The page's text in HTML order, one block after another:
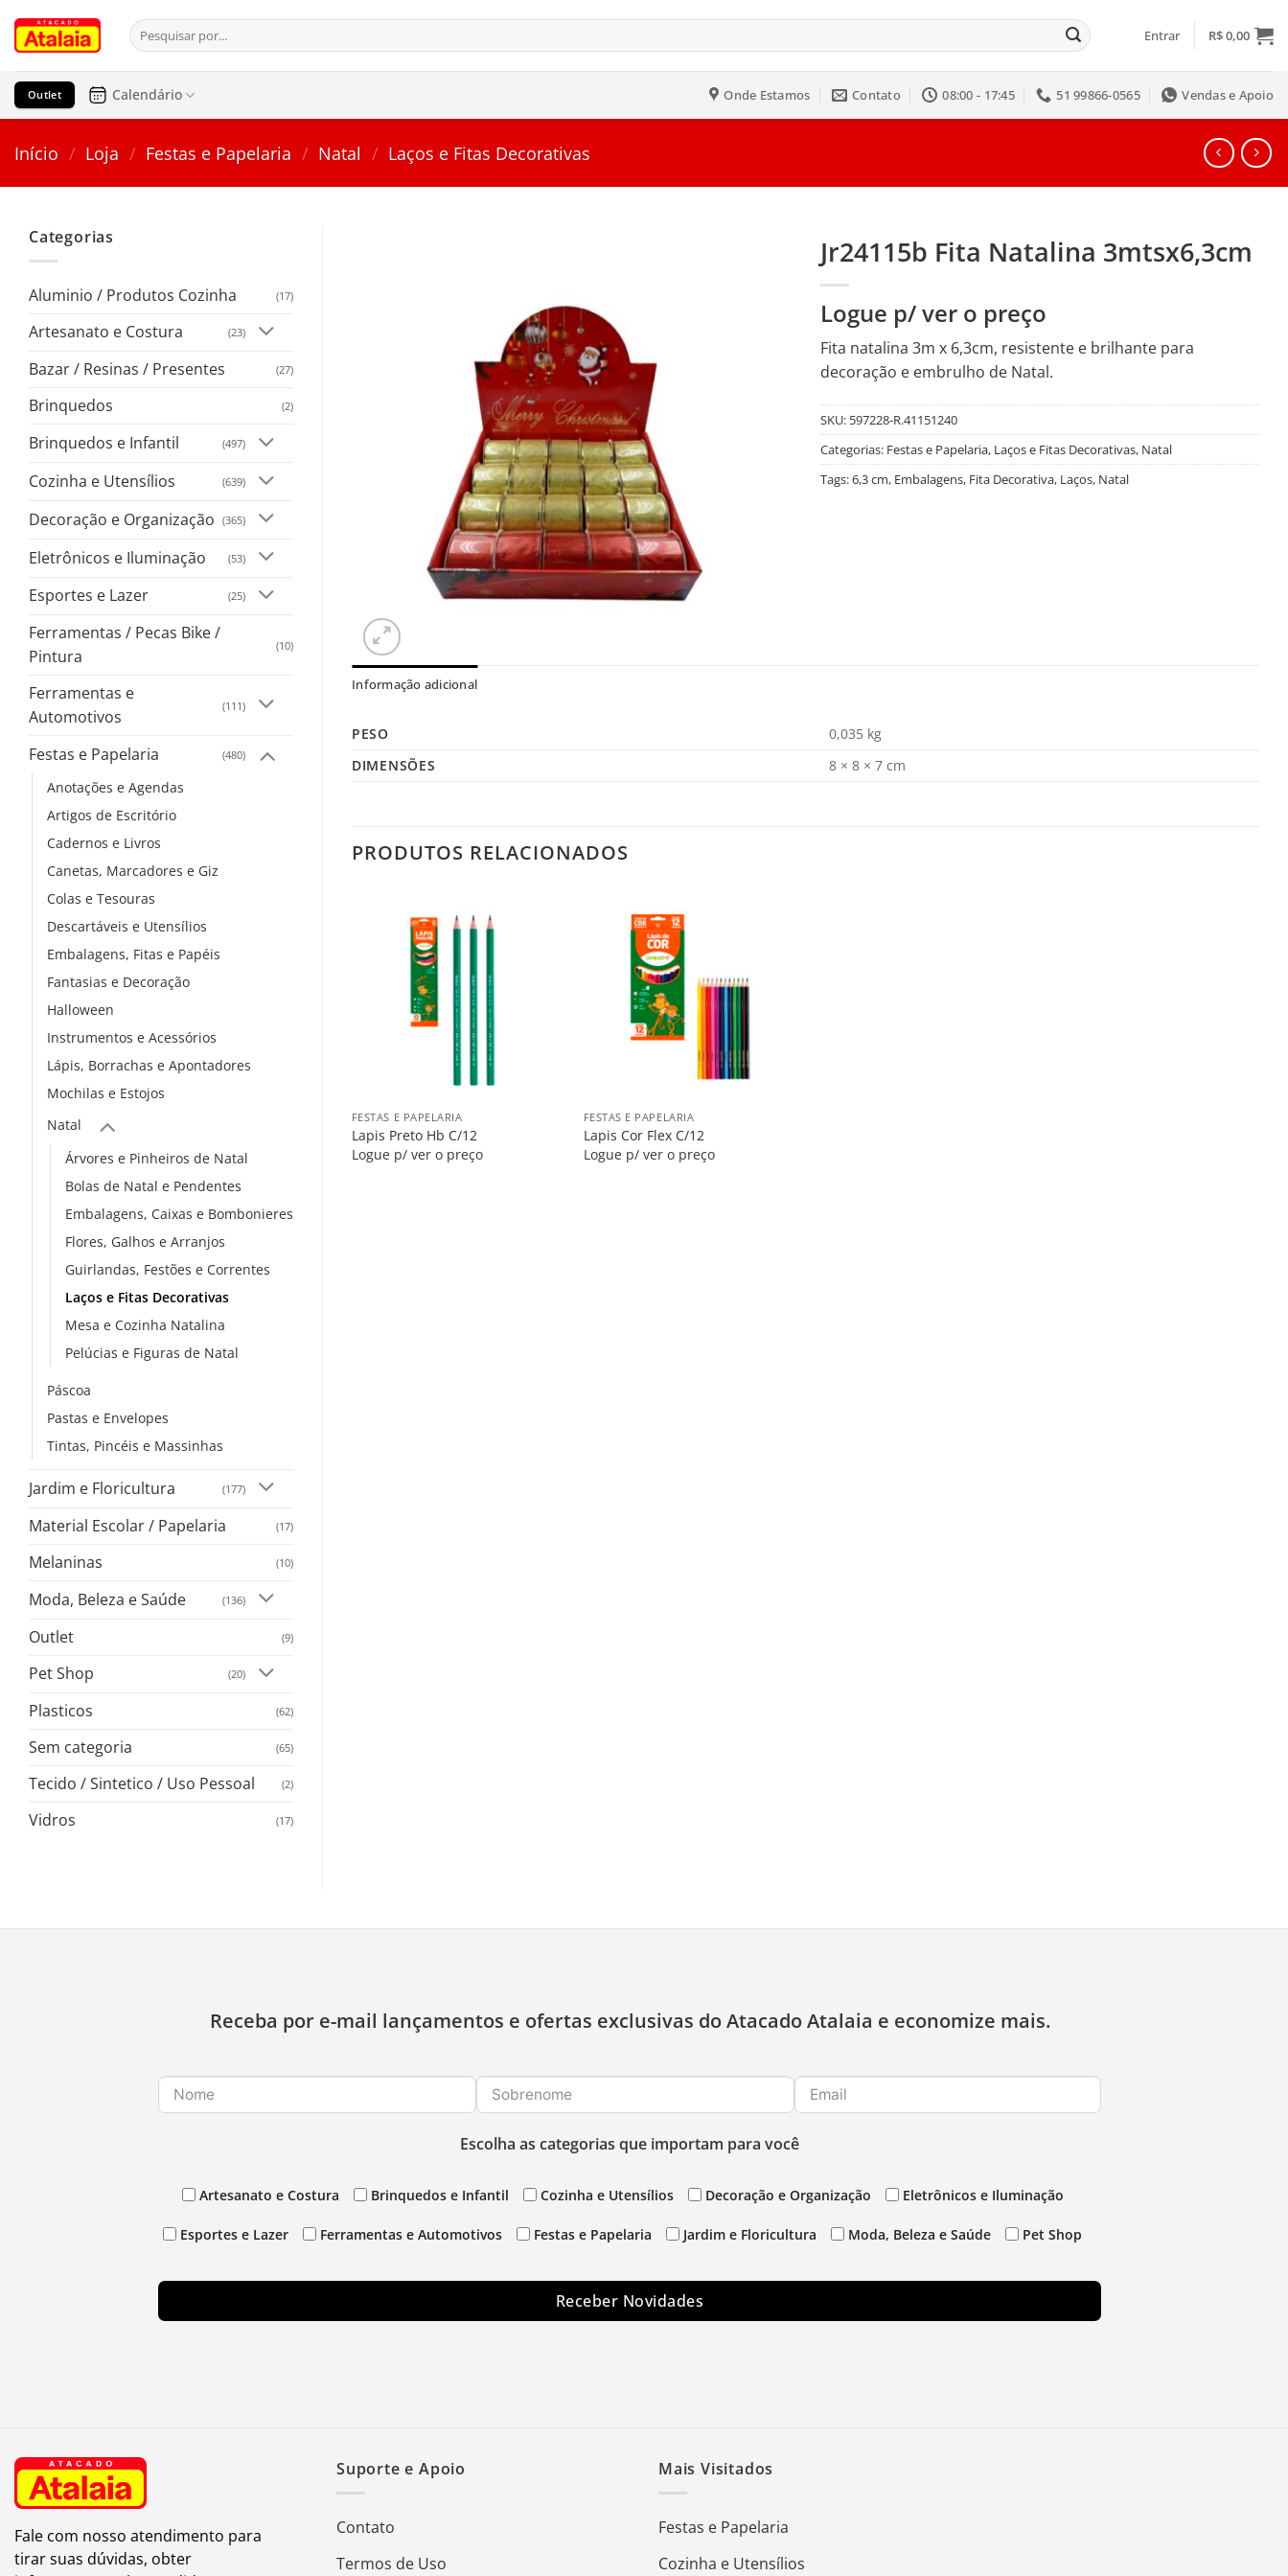
para
conteúdo
Pesquisar
por:
Entrar R$0,00
Outlet Calendário Onde Estamos Contato 08:00 - 17:45 51 99866-0565 Vendas e Apoio
Início / Loja / Festas e Papelaria / Natal / Laços e Fitas Decorativas
Categorias
Aluminio / Produtos Cozinha (17)
Artesanato e Costura (23)
Bazar / Resinas / Presentes (27)
Brinquedos (2)
Brinquedos e Infantil (497)
Cozinha e Utensílios (639)
Decoração e Organização (365)
Eletrônicos e Iluminação (53)
Esportes e Lazer (25)
Ferramentas / Pecas Bike /
Pintura
(10)
Ferramentas e
Automotivos
(111)
Festas e Papelaria (480)
Anotações e Agendas
Artigos de Escritório
Cadernos e Livros
Canetas, Marcadores e Giz
Colas e Tesouras
Descartáveis e Utensílios
Embalagens, Fitas e Papéis
Fantasias e Decoração
Halloween
Instrumentos e Acessórios
Lápis, Borrachas e Apontadores
Mochilas e Estojos
Natal
Árvores e Pinheiros de Natal
Bolas de Natal e Pendentes
Embalagens, Caixas e Bombonieres
Flores, Galhos e Arranjos
Guirlandas, Festões e Correntes
Laços e Fitas Decorativas
Mesa e Cozinha Natalina
Pelúcias e Figuras de Natal
Páscoa
Pastas e Envelopes
Tintas, Pincéis e Massinhas
Jardim e Floricultura (177)
Material Escolar / Papelaria (17)
Melaninas (10)
Moda, Beleza e Saúde (136)
Outlet (9)
Pet Shop (20)
Plasticos (62)
Sem categoria (65)
Tecido / Sintetico / Uso Pessoal (2)
Vidros (17)
Jr24115b Fita Natalina 3mtsx6,3cm
Logue p/ ver o preço
Fita natalina 3m x 6,3cm, resistente e brilhante para
decoração e embrulho de Natal.
SKU: 597228-R.41151240
Categorias: Festas e Papelaria, Laços e Fitas Decorativas, Natal
Tags:6,3 cm, Embalagens, Fita Decorativa, Laços, Natal
Informação adicional
PESO
0,035 kg
DIMENSÕES
8 × 8 × 7 cm
PRODUTOS RELACIONADOS
FESTAS E PAPELARIA
Lapis Preto Hb C/12
Logue p/ ver o preço
FESTAS E PAPELARIA
Lapis Cor Flex C/12
Logue p/ ver o preço
Receba por e-mail lançamentos e ofertas exclusivas do Atacado Atalaia e economize mais.
Escolha as categorias que importam para você
Artesanato e Costura Brinquedos e Infantil Cozinha e Utensílios Decoração e Organização Eletrônicos e Iluminação
Esportes e Lazer Ferramentas e Automotivos Festas e Papelaria Jardim e Floricultura Moda, Beleza e Saúde Pet Shop
Receber Novidades
Fale com nosso atendimento para
tirar suas dúvidas, obter
Suporte e Apoio
Contato
Termos de Uso
Mais Visitados
Festas e Papelaria
Cozinha e Utensílios